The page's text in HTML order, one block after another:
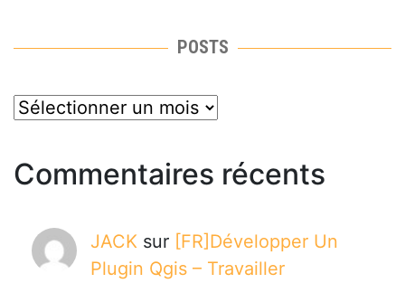
POSTS
posts
Commentaires récents
JACK sur [FR]Développer Un
Plugin Qgis – Travailler